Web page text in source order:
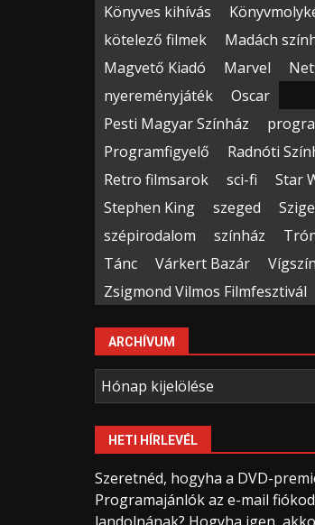
Könyves kihívás
kötelező filmek
Madách
Magvető Kiadó
Marvel
nyereményjáték
Oscar
Pesti Magyar Színház
Programfigyelő
Radnóti
Retro filmsarok
sci-fi
Star
Stephen King
szeged
szépirodalom
színház
Tánc
Várkert Bazár
Zsigmond Vilmos Filmfesztivál
ARCHÍVUM
Archívum
HETI HÍRLEVÉL
Szeretnéd, hogyha a DVD-
Programajánlók az e-mail